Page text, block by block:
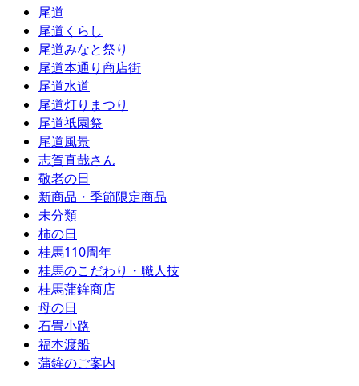
尾道
尾道くらし
尾道みなと祭り
尾道本通り商店街
尾道水道
尾道灯りまつり
尾道祇園祭
尾道風景
志賀直哉さん
敬老の日
新商品・季節限定商品
未分類
柿の日
桂馬110周年
桂馬のこだわり・職人技
桂馬蒲鉾商店
母の日
石畳小路
福本渡船
蒲鉾のご案内